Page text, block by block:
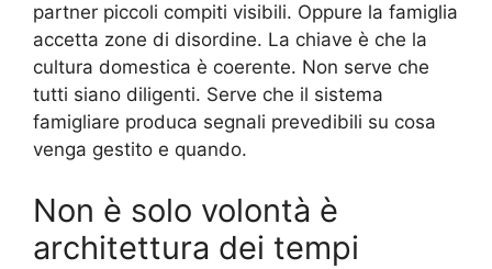
partner piccoli compiti visibili. Oppure la famiglia
accetta zone di disordine. La chiave è che la
cultura domestica è coerente. Non serve che
tutti siano diligenti. Serve che il sistema
famigliare produca segnali prevedibili su cosa
venga gestito e quando.
Non è solo volontà è
architettura dei tempi